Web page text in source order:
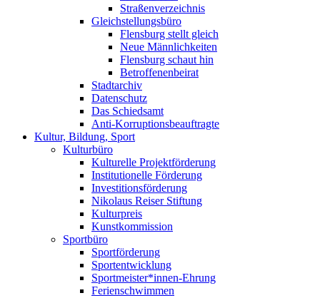
Straßenverzeichnis
Gleichstellungsbüro
Flensburg stellt gleich
Neue Männlichkeiten
Flensburg schaut hin
Betroffenenbeirat
Stadtarchiv
Datenschutz
Das Schiedsamt
Anti-Korruptionsbeauftragte
Kultur, Bildung, Sport
Kulturbüro
Kulturelle Projektförderung
Institutionelle Förderung
Investitionsförderung
Nikolaus Reiser Stiftung
Kulturpreis
Kunstkommission
Sportbüro
Sportförderung
Sportentwicklung
Sportmeister*innen-Ehrung
Ferienschwimmen